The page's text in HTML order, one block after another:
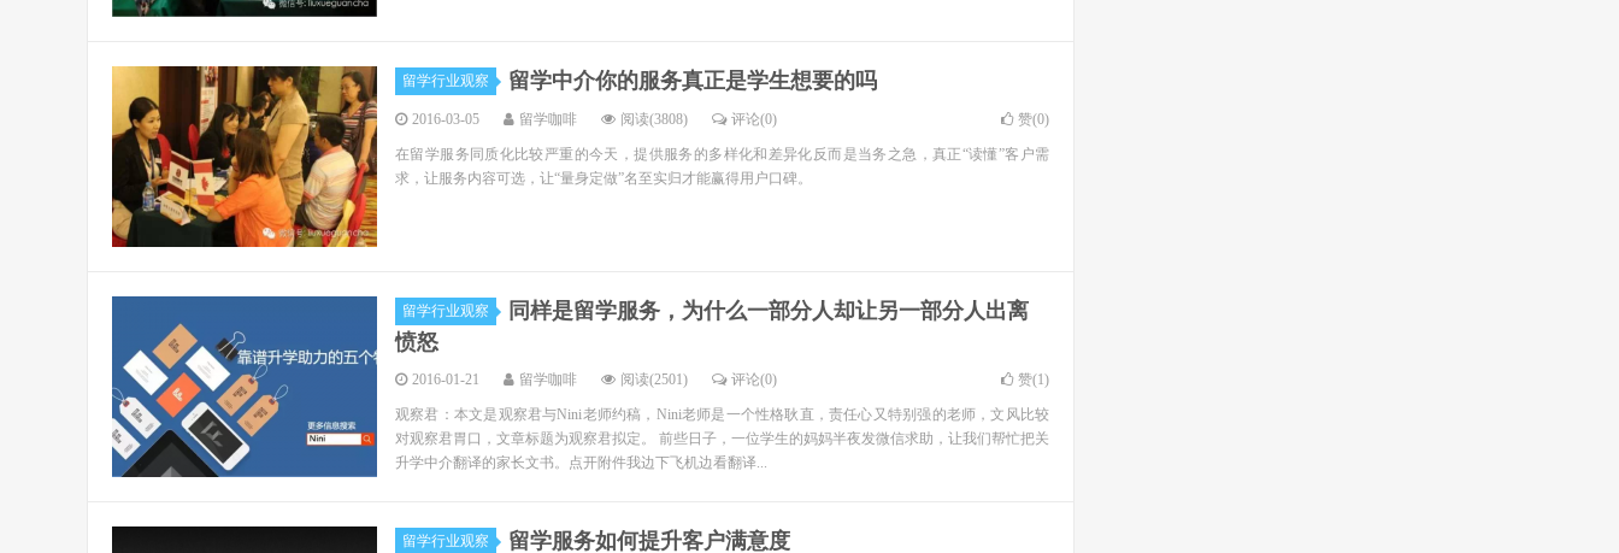
留学行业观察 留学中介你的服务真正是学生想要的吗
2016-03-05 留学咖啡 阅读(3808) 评论(0) 赞(0)
在留学服务同质化比较严重的今天，提供服务的多样化和差异化反而是当务之急，真正“读懂”客户需
求，让服务内容可选，让“量身定做”名至实归才能赢得用户口碑。
留学行业观察
同样是留学服务，为什么一部分人却让另一部分人出离
愤怒
2016-01-21 留学咖啡 阅读(2501) 评论(0) 赞(1)
观察君：本文是观察君与Nini老师约稿，Nini老师是一个性格耿直，责任心又特别强的老师，文风比较
对观察君胃口，文章标题为观察君拟定。 前些日子，一位学生的妈妈半夜发微信求助，让我们帮忙把关
升学中介翻译的家长文书。点开附件我边下飞机边看翻译...
留学行业观察 留学服务如何提升客户满意度